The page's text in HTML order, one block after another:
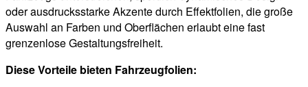
oder ausdrucksstarke Akzente durch Effektfolien, die große
Auswahl an Farben und Oberflächen erlaubt eine fast
grenzenlose Gestaltungsfreiheit.
Diese Vorteile bieten Fahrzeugfolien: